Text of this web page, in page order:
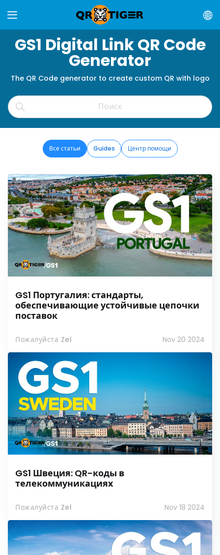
GS1 Digital Link QR Code
Generator
The QR Code generator to create custom QR with logo
Все статьи Guides Центр помощи
GS1 Португалия: стандарты,
обеспечивающие устойчивые цепочки
поставок
Пожалуйста Zel Nov 20 2024
GS1 Швеция: QR-коды в
телекоммуникациях
Пожалуйста Zel Nov 18 2024